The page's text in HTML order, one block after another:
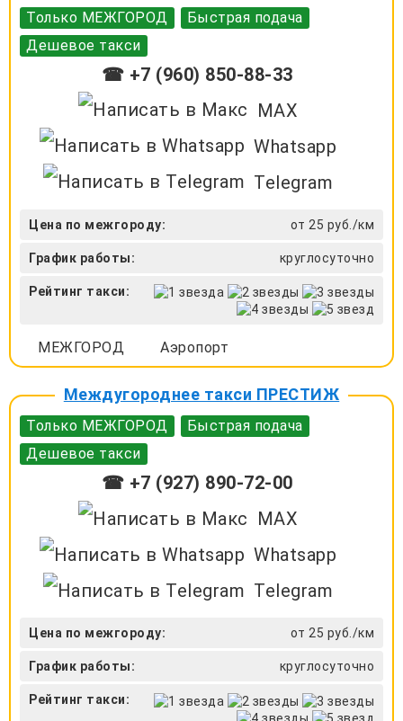
Только МЕЖГОРОД
Быстрая подача
Дешевое такси
☎ +7 (960) 850-88-33
MAX
Whatsapp
Telegram
Цена по межгороду: от 25 руб./км
График работы: круглосуточно
Рейтинг такси:
МЕЖГОРОД Аэропорт
Междугороднее такси ПРЕСТИЖ
Только МЕЖГОРОД
Быстрая подача
Дешевое такси
☎ +7 (927) 890-72-00
MAX
Whatsapp
Telegram
Цена по межгороду: от 25 руб./км
График работы: круглосуточно
Рейтинг такси: